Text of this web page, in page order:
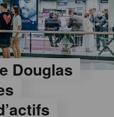
Douglas